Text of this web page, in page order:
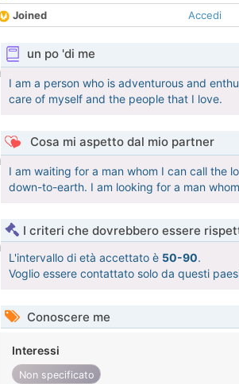
Joined
Accedi
un po 'di me
I am a person who is adventurous and
care of myself and the people that I love.
Cosa mi aspetto dal mio partner
I am waiting for a man whom I can call the
down-to-earth. I am looking for a man
I criteri che dovrebbero essere
L'intervallo di età accettato è 50-90.
Voglio essere contattato solo da questi
Conoscere me
Interessi
Non specificato